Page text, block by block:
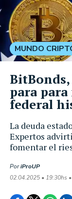
La deuda
Expertos
fomentar el
PoriProUP
02.04.2025 • 19:30hs
MUNDO
para
federal